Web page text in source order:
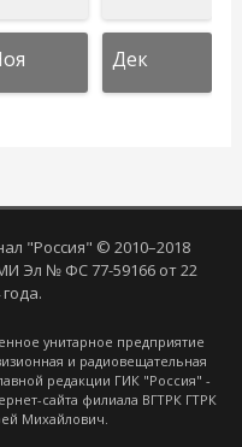
Дек
"Россия" © 2010–2018
Эл № ФС 77-59166 от 22
унитарное предприятие
и радиовещательная
редакции ГИК "Россия" -
сайта филиала ВГТРК ГТРК
Михайлович.